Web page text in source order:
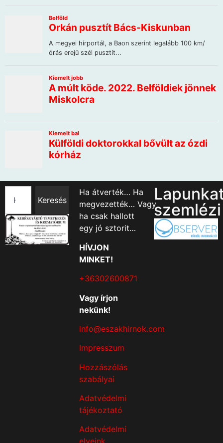
Keresés
Ha átverték… Ha
megvezették… Vagy
ha csak hallott
egy jó sztorit…
HÍVJON
MINKET!
+36302600871
Vagy írjon
nekünk!
info@eszakhirnok.com
Impresszum
Hozzászólás
szabályai
Adatvédelmi
tájékoztató
Adatvédelmi
szemlézi